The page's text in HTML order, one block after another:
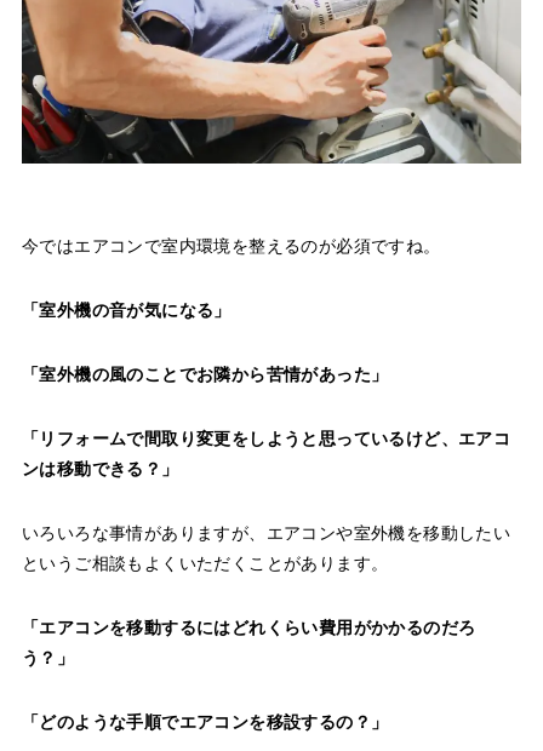
今ではエアコンで室内環境を整えるのが必須ですね。
「室外機の音が気になる」
「室外機の風のことでお隣から苦情があった」
「リフォームで間取り変更をしようと思っているけど、エアコ
ンは移動できる？」
いろいろな事情がありますが、エアコンや室外機を移動したい
というご相談もよくいただくことがあります。
「エアコンを移動するにはどれくらい費用がかかるのだろ
う？」
「どのような手順でエアコンを移設するの？」